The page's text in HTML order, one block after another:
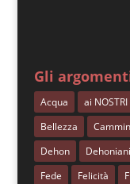
Gli
Acqua ai
Bellezza
Dehon
Dehoniani
Fede
Felicità